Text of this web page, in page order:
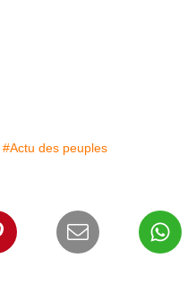
#Actu des peuples